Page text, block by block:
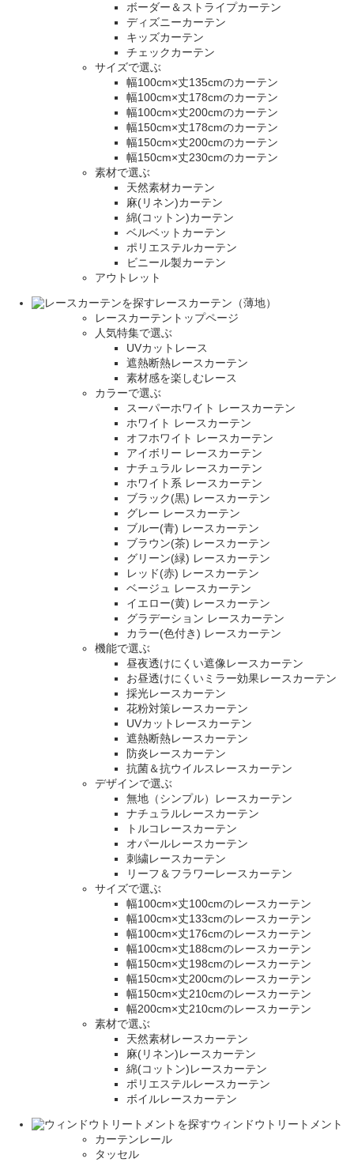
ボーダー＆ストライプカーテン
ディズニーカーテン
キッズカーテン
チェックカーテン
サイズで選ぶ
幅100cm×丈135cmのカーテン
幅100cm×丈178cmのカーテン
幅100cm×丈200cmのカーテン
幅150cm×丈178cmのカーテン
幅150cm×丈200cmのカーテン
幅150cm×丈230cmのカーテン
素材で選ぶ
天然素材カーテン
麻(リネン)カーテン
綿(コットン)カーテン
ベルベットカーテン
ポリエステルカーテン
ビニール製カーテン
アウトレット
レースカーテン（薄地）
レースカーテントップページ
人気特集で選ぶ
UVカットレース
遮熱断熱レースカーテン
素材感を楽しむレース
カラーで選ぶ
スーパーホワイト レースカーテン
ホワイト レースカーテン
オフホワイト レースカーテン
アイボリー レースカーテン
ナチュラル レースカーテン
ホワイト系 レースカーテン
ブラック(黒) レースカーテン
グレー レースカーテン
ブルー(青) レースカーテン
ブラウン(茶) レースカーテン
グリーン(緑) レースカーテン
レッド(赤) レースカーテン
ベージュ レースカーテン
イエロー(黄) レースカーテン
グラデーション レースカーテン
カラー(色付き) レースカーテン
機能で選ぶ
昼夜透けにくい遮像レースカーテン
お昼透けにくいミラー効果レースカーテン
採光レースカーテン
花粉対策レースカーテン
UVカットレースカーテン
遮熱断熱レースカーテン
防炎レースカーテン
抗菌＆抗ウイルスレースカーテン
デザインで選ぶ
無地（シンプル）レースカーテン
ナチュラルレースカーテン
トルコレースカーテン
オパールレースカーテン
刺繍レースカーテン
リーフ＆フラワーレースカーテン
サイズで選ぶ
幅100cm×丈100cmのレースカーテン
幅100cm×丈133cmのレースカーテン
幅100cm×丈176cmのレースカーテン
幅100cm×丈188cmのレースカーテン
幅150cm×丈198cmのレースカーテン
幅150cm×丈200cmのレースカーテン
幅150cm×丈210cmのレースカーテン
幅200cm×丈210cmのレースカーテン
素材で選ぶ
天然素材レースカーテン
麻(リネン)レースカーテン
綿(コットン)レースカーテン
ポリエステルレースカーテン
ボイルレースカーテン
ウィンドウトリートメント
カーテンレール
タッセル